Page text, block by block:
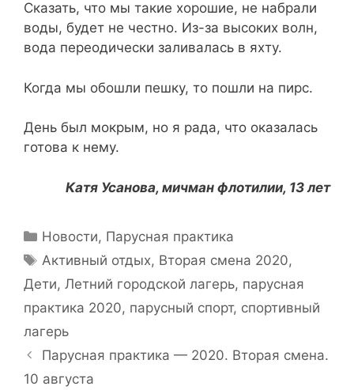
Сказать, что мы такие хорошие, не набрали
воды, будет не честно. Из-за высоких волн,
вода переодически заливалась в яхту.
Когда мы обошли пешку, то пошли на пирс.
День был мокрым, но я рада, что оказалась
готова к нему.
Катя Усанова, мичман флотилии, 13 лет
Рубрики
Новости, Парусная практика
Метки
Активный отдых, Вторая смена 2020,
Дети, Летний городской лагерь, парусная
практика 2020, парусный спорт, спортивный
лагерь
Навигация
записи
Парусная практика — 2020. Вторая смена.
10 августа